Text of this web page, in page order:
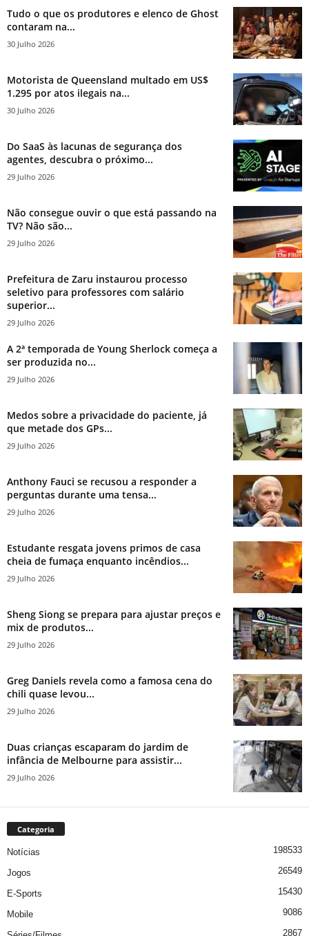
Tudo o que os produtores e elenco de Ghost
contaram na...
30 Julho 2026
Motorista de Queensland multado em US$
1.295 por atos ilegais na...
30 Julho 2026
Do SaaS às lacunas de segurança dos
agentes, descubra o próximo...
29 Julho 2026
Não consegue ouvir o que está passando na
TV? Não são...
29 Julho 2026
Prefeitura de Zaru instaurou processo
seletivo para professores com salário
superior...
29 Julho 2026
A 2ª temporada de Young Sherlock começa a
ser produzida no...
29 Julho 2026
Medos sobre a privacidade do paciente, já
que metade dos GPs...
29 Julho 2026
Anthony Fauci se recusou a responder a
perguntas durante uma tensa...
29 Julho 2026
Estudante resgata jovens primos de casa
cheia de fumaça enquanto incêndios...
29 Julho 2026
Sheng Siong se prepara para ajustar preços e
mix de produtos...
29 Julho 2026
Greg Daniels revela como a famosa cena do
chili quase levou...
29 Julho 2026
Duas crianças escaparam do jardim de
infância de Melbourne para assistir...
29 Julho 2026
Categoria
Notícias 198533
Jogos 26549
E-Sports 15430
Mobile 9086
2867